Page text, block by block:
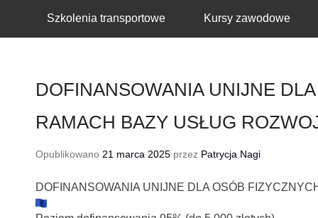
Szkolenia transportowe
Kursy zawodowe
DOFINANSOWANIA UNIJNE
RAMACH BAZY USŁUG
Opublikowano 21 marca 2025 przez Patrycja Nagi
DOFINANSOWANIA UNIJNE DLA OSÓB